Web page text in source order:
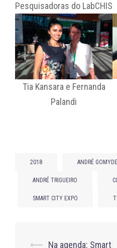
Pesquisadoras do LabCHIS
Tia Kansara e Fernanda
Palandi
2018 ANDRÉ GOMYDE
ANDRÉ TRIGUEIRO
SMART CITY EXPO
Post
⟵ Na agenda: Smart